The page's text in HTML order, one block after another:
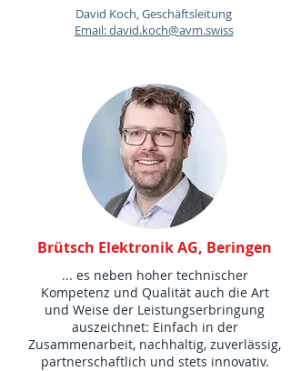
David Koch, Geschäftsleitung
Email: david.koch@avm.swiss
Brütsch Elektronik AG, Beringen
... es neben hoher technischer
Kompetenz und Qualität auch die Art
und Weise der Leistungserbringung
auszeichnet: Einfach in der
Zusammenarbeit, nachhaltig, zuverlässig,
partnerschaftlich und stets innovativ.